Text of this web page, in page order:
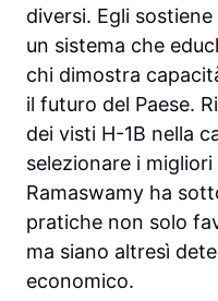
diversi. Egli
un sistema che
chi dimostra
il futuro del Paese.
dei visti H-1B nella
selezionare i
Ramaswamy ha
pratiche non solo
ma siano altresì
economico.